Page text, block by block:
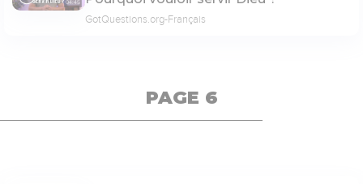
04:45
GotQuestions.org-Français
PAGE 6